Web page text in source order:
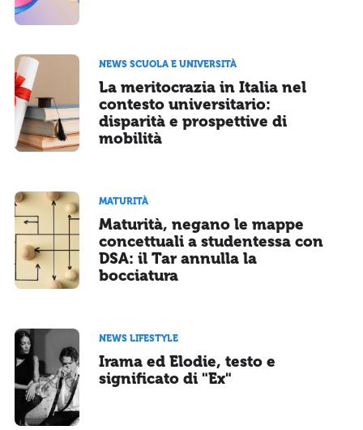
NEWS SCUOLA E UNIVERSITÀ
La meritocrazia in Italia nel
contesto universitario:
disparità e prospettive di
mobilità
MATURITÀ
Maturità, negano le mappe
concettuali a studentessa con
DSA: il Tar annulla la
bocciatura
NEWS LIFESTYLE
Irama ed Elodie, testo e
significato di "Ex"